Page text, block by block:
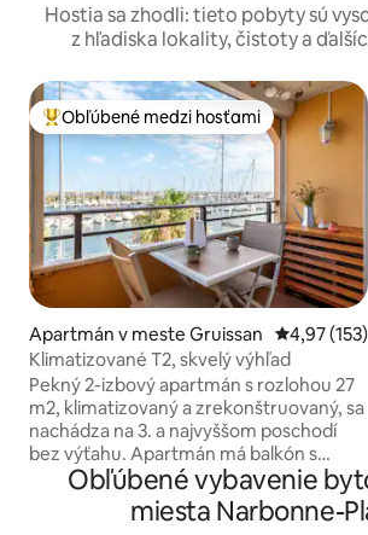
Hostia sa zhodli: tieto pobyty sú
z hľadiska lokality, čistoty a
Najobľúbenejšie medzi hosťami
Obľúbené medzi hosťami
Apartmán v meste Gruissan Priemerné
4,97 (153)
Klimatizované T2, skvelý výhľad
Pekný 2-izbový apartmán s rozlohou 27
m2, klimatizovaný a zrekonštruovaný, sa
nachádza na 3. a najvyššom poschodí
bez výťahu. Apartmán má balkón s
nádherným výhľadom na prístav a chaty.
Plne vybavená kuchyňa, umývačka
riadu/práčka Sedacia časť s pohovkou
Obľúbené vybavenie
miesta Narbonne-